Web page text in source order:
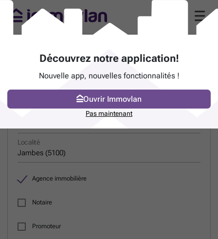
JE RECHERCHE UN PROFESSIONNEL
Localité
Agence immobilière
Notaire
Promoteur
Découvrez notre application!
Nouvelle app, nouvelles fonctionnalités !
Ouvrir Immovlan
Pas maintenant